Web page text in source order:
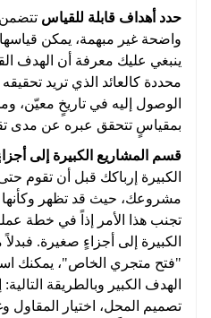
حدد أهداف قابلة للقياس
واضحة غير مبهمة، يمكن
ينبغي عليك معرفة أن الهدف
محددة كالعائد الذي تريد
الوصول إليه في تاريخٍ معيّن،
بمقياسٍ تتحقق عبره عن مدى
قسم المشاريع الكبيرة إلى
الكبيرة إرباكك قبل أن تقوم
مشروعك، حيث قد تظهر وكأنها
تجنب هذا الأمر إذاً في خطة
الكبيرة إلى أجزاءٍ صغيرة.
"فتح متجري الخاص"، يمكنك
الهدف الكبير وبالطريقة
تصميم المحل، اختيار المقاول